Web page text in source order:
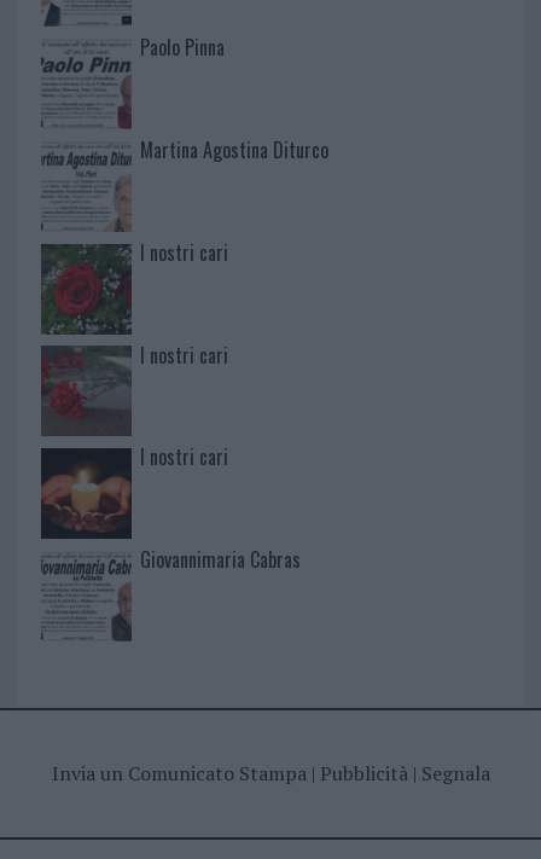
Paolo Pinna
Martina Agostina Diturco
I nostri cari
I nostri cari
I nostri cari
Giovannimaria Cabras
Invia un Comunicato Stampa| Pubblicità| Segnala